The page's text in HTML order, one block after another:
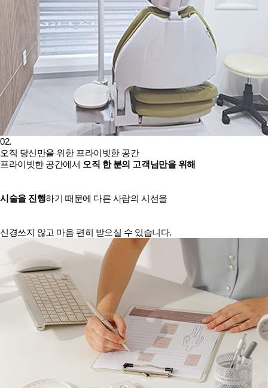
02.
오직 당신만을 위한 프라이빗한 공간
프라이빗한 공간에서 오직 한 분의 고객님만을 위해
시술을 진행하기 때문에 다른 사람의 시선을
신경쓰지 않고 마음 편히 받으실 수 있습니다.